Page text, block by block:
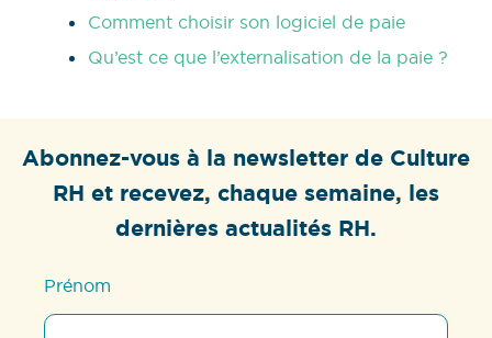
Comment choisir son logiciel de paie
Qu’est ce que l’externalisation de la paie ?
Abonnez-vous à la newsletter de Culture
RH et recevez, chaque semaine, les
dernières actualités RH.
Prénom